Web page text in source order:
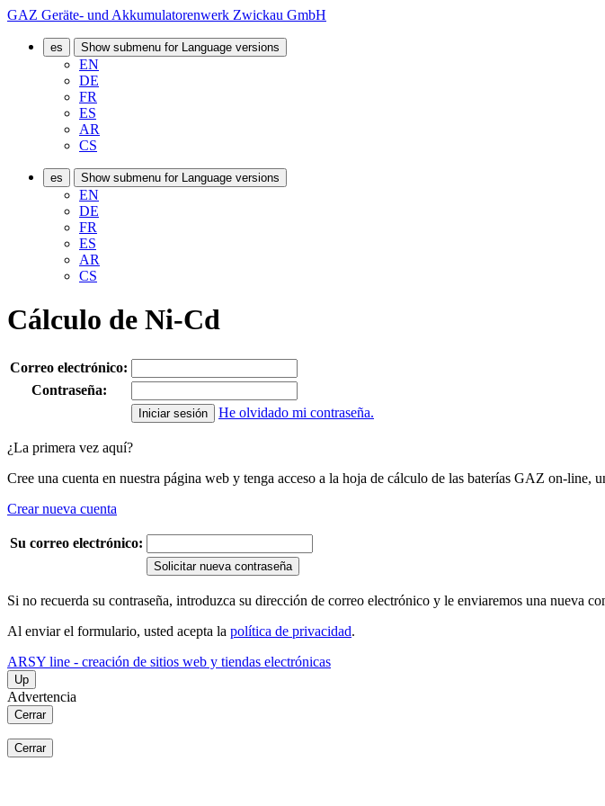
GAZ Geräte- und Akkumulatorenwerk Zwickau GmbH
es Show submenu for Language versions
EN
DE
FR
ES
AR
CS
es Show submenu for Language versions
EN
DE
FR
ES
AR
CS
Cálculo de Ni-Cd
Correo electrónico:
Contraseña:
He olvidado mi contraseña.
¿La primera vez aquí?
Cree una cuenta en nuestra página web y tenga acceso a la hoja de cálculo de las baterías GAZ on-line,
Crear nueva cuenta
Su correo electrónico:
Solicitar nueva contraseña
Si no recuerda su contraseña, introduzca su dirección de correo electrónico y le enviaremos una nueva
Al enviar el formulario, usted acepta la política de privacidad.
ARSY line - creación de sitios web y tiendas electrónicas
Up
Advertencia
Cerrar
Cerrar